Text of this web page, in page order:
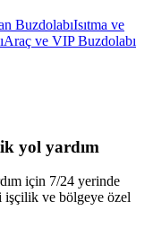
BuzdolabıIsıtma ve
Araç ve VIP Buzdolabı
yol yardım
için 7/24 yerinde
işçilik ve bölgeye özel